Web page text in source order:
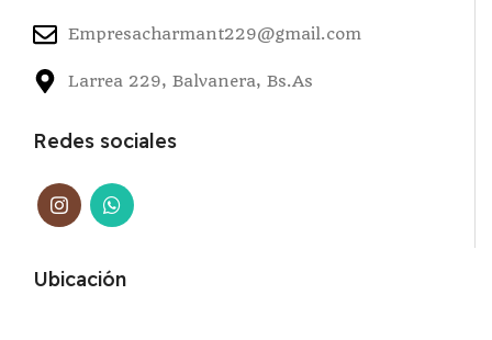
Empresacharmant229@gmail.com
Larrea 229, Balvanera, Bs.As
Redes sociales
Ubicación